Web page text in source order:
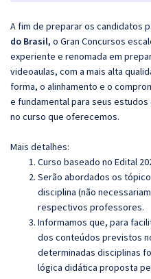
A fim de preparar os candidatos
do Brasil, o Gran Concursos
experiente e renomada em
videoaulas, com a mais alta
forma, o alinhamento e o
e fundamental para seus
no curso que oferecemos.
Mais detalhes:
Curso baseado no Edital
Serão abordados os
disciplina (não
respectivos professores.
Informamos que, para
dos conteúdos previstos
determinadas disciplinas
lógica didática proposta